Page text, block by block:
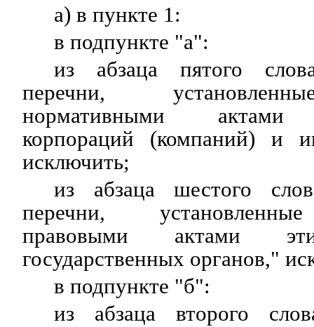
а) в пункте 1:
в подпункте "а":
из абзаца пятого
перечни,
нормативными актами
корпораций (компаний) и
исключить;
из абзаца шестого
перечни,
правовыми актами
государственных органов,"
в подпункте "б":
из абзаца второго